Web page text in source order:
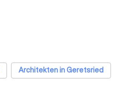
Architekten in Geretsried